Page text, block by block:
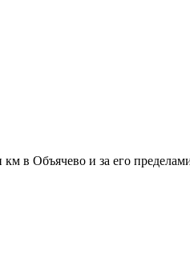
в Объячево и за его